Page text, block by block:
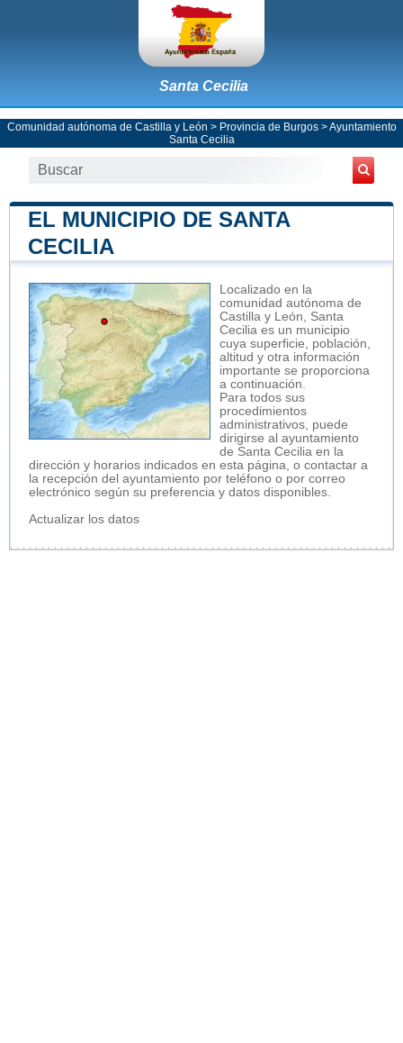
Santa Cecilia
Comunidad autónoma de Castilla y León > Provincia de Burgos>Ayuntamiento
Santa Cecilia
EL MUNICIPIO DE SANTA
CECILIA
Localizado en la
comunidad autónoma de
Castilla y León, Santa
Cecilia es un municipio
cuya superficie, población,
altitud y otra información
importante se proporciona
a continuación.
Para todos sus
procedimientos
administrativos, puede
dirigirse al ayuntamiento
de Santa Cecilia en la
dirección y horarios indicados en esta página, o contactar a
la recepción del ayuntamiento por teléfono o por correo
electrónico según su preferencia y datos disponibles.
Actualizar los datos